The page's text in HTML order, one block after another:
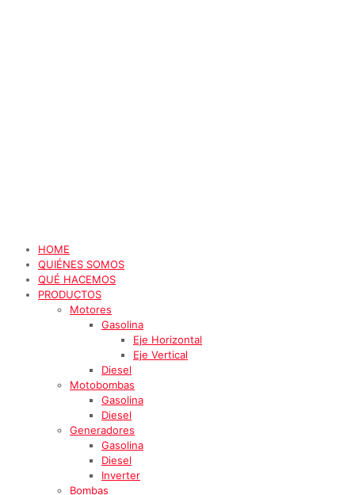
HOME
QUIÉNES SOMOS
QUÉ HACEMOS
PRODUCTOS
Motores
Gasolina
Eje Horizontal
Eje Vertical
Diesel
Motobombas
Gasolina
Diesel
Generadores
Gasolina
Diesel
Inverter
Bombas